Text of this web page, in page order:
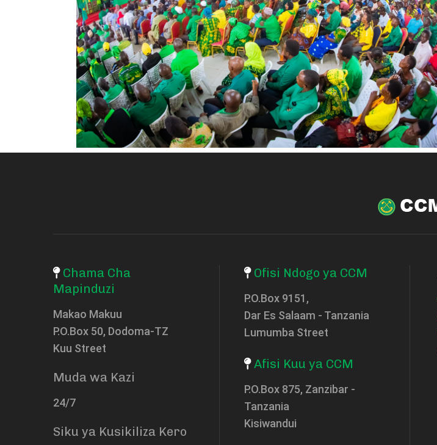
Chama Cha
Mapinduzi
Makao Makuu
P.O.Box 50, Dodoma-TZ
Kuu Street
Muda wa Kazi
24/7
Siku ya Kusikiliza Kero
Ofisi Ndogo ya CCM
P.O.Box 9151,
Dar Es Salaam - Tanzania
Lumumba Street
Afisi Kuu ya CCM
P.O.Box 875, Zanzibar -
Tanzania
Kisiwandui